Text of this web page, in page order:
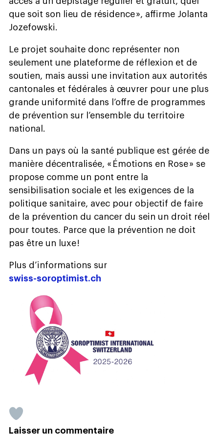
que soit son lieu de résidence », affirme Jolanta
Jozefowski.
Le projet souhaite donc représenter non
seulement une plateforme de réflexion et de
soutien, mais aussi une invitation aux autorités
cantonales et fédérales à œuvrer pour une plus
grande uniformité dans l’offre de programmes
de prévention sur l’ensemble du territoire
national.
Dans un pays où la santé publique est gérée de
manière décentralisée, « Émotions en Rose » se
propose comme un pont entre la
sensibilisation sociale et les exigences de la
politique sanitaire, avec pour objectif de faire
de la prévention du cancer du sein un droit réel
pour toutes. Parce que la prévention ne doit
pas être un luxe !
Plus d’informations sur
swiss-soroptimist.ch
Laisser un commentaire